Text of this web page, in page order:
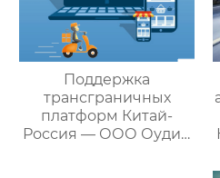
Поддержка
трансграничных
платформ Китай-
Россия — ООО Оудин